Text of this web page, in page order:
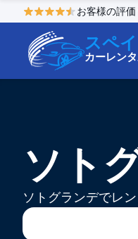
お客様の評価
スペ
カーレン
ソト
ソトグランデでレ